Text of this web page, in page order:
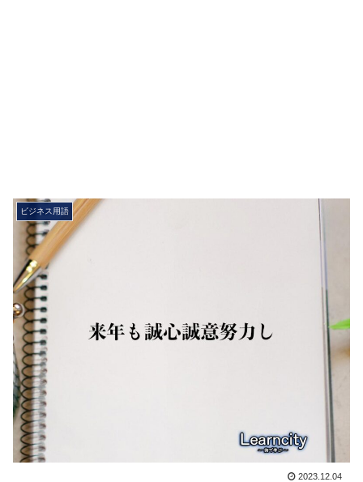
ビジネス用語
2023.12.04